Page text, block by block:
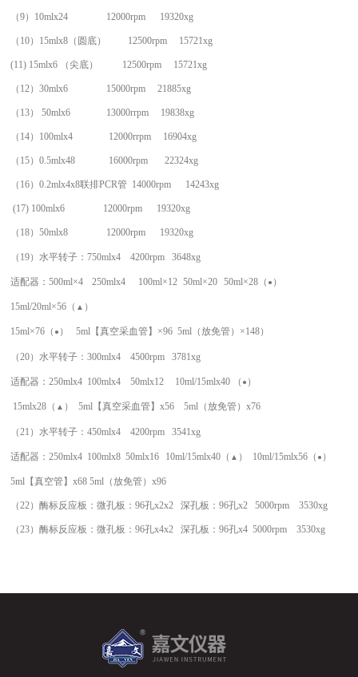
（9）10mlx24 12000rpm 19320xg
（ 10）15mlx8（圆底） 12500rpm 15721xg
(11) 15mlx6 （尖底） 12500rpm 15721xg
（12）30mlx6 15000rpm 21885xg
（13） 50mlx6 13000rrpm 19838xg
（14）100mlx4 12000rrpm 16904xg
（15）0.5mlx48 16000rpm 22324xg
（16）0.2mlx4x8联排PCR管 14000rpm 14243xg
(17) 100mlx6 12000rpm 19320xg
（ 18）50mlx8 12000rpm 19320xg
（ 19）水平转子：750mlx4 4200rpm 3648xg
适配器：500ml×4 250mlx4 100ml×12 50ml×20 50ml×28（ ● ）
15ml/20ml×56（ ▲ ）
15ml×76（ ● ） 5ml【真空采血管】×96 5ml（放免管）×148）
（20）水平转子：300mlx4 4500rpm3781xg
适配器：250mlx4 100mlx4 50mlx12 10ml/15mlx40 （ ● ）
15mlx28（ ▲ ） 5ml【真空采血管】x56 5ml（放免管）x76
（21 ）水平转子：450mlx4 4200rpm3541xg
适配器：250mlx4 100mlx8 50mlx16 10ml/15mlx40 （ ▲ ） 10ml/15mlx56（ ● ）
5ml【真空管】x68 5ml（放免管）x96
（22）酶标反应板 ：微孔板：96孔x2x2 深孔板：96孔x25000rpm 3530xg
（23）酶标反应板 ：微孔板：96孔x4x2 深孔板：96孔x45000rpm 3530xg